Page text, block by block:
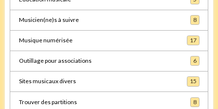
Musicien(ne)s à suivre 8
Musique numérisée 17
Outillage pour associations 6
Sites musicaux divers 15
Trouver des partitions 8